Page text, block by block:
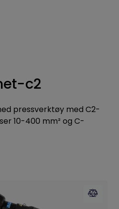
c2
pressverktøy med C2-
10-400 mm² og C-